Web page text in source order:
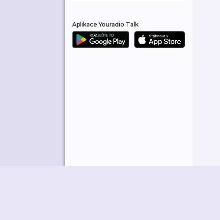
Aplikace Youradio Talk